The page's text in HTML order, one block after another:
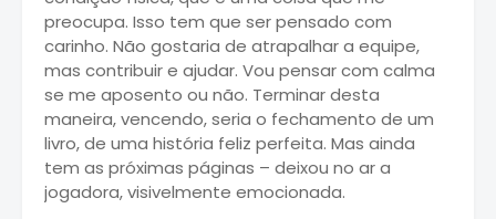
preocupa. Isso tem que ser pensado com
carinho. Não gostaria de atrapalhar a equipe,
mas contribuir e ajudar. Vou pensar com calma
se me aposento ou não. Terminar desta
maneira, vencendo, seria o fechamento de um
livro, de uma história feliz perfeita. Mas ainda
tem as próximas páginas – deixou no ar a
jogadora, visivelmente emocionada.